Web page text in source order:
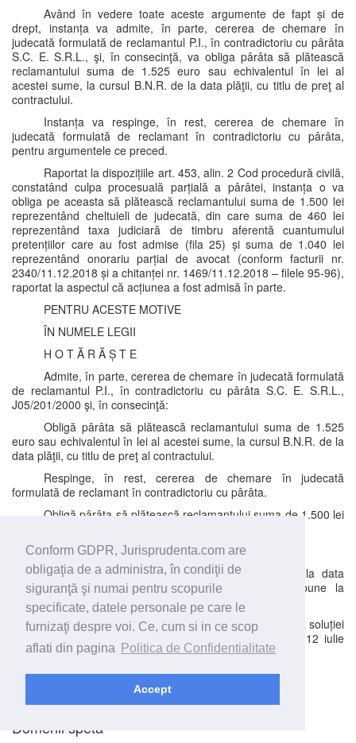
Conform GDPR, Jurisprudenta.com are
obligaţia de a administra, în condiţii de
siguranţă şi numai pentru scopurile
specificate, datele personale pe care le
furnizaţi despre voi. Ce, cum si in ce scop
aflati din pagina
Politica de Confidentialitate
Accept
Având în vedere toate aceste argumente de fapt și de
drept, instanța va admite, în parte, cererea de chemare în
judecată formulată de reclamantul P.I., în contradictoriu cu pârâta
S.C. E. S.R.L., şi, în consecinţă, va obliga pârâta să plătească
reclamantului suma de 1.525 euro sau echivalentul în lei al
acestei sume, la cursul B.N.R. de la data plăţii, cu titlu de preţ al
contractului.
Instanța va respinge, în rest, cererea de chemare în
judecată formulată de reclamant în contradictoriu cu pârâta,
pentru argumentele ce preced.
Raportat la dispozițiile art. 453, alin. 2 Cod procedură civilă,
constatând culpa procesuală parțială a pârâtei, instanța o va
obliga pe aceasta să plătească reclamantului suma de 1.500 lei
reprezentând cheltuieli de judecată, din care suma de 460 lei
reprezentând taxa judiciară de timbru aferentă cuantumului
pretențiilor care au fost admise (fila 25) și suma de 1.040 lei
reprezentând onorariu parțial de avocat (conform facturii nr.
2340/11.12.2018 și a chitanței nr. 1469/11.12.2018 – filele 95-96),
raportat la aspectul că acțiunea a fost admisă în parte.
PENTRU ACESTE MOTIVE
ÎN NUMELE LEGII
H O T Ă R Ă Ș T E
Admite, în parte, cererea de chemare în judecată formulată
de reclamantul P.I., în contradictoriu cu pârâta S.C. E. S.R.L.,
J05/201/2000 şi, în consecinţă:
Obligă pârâta să plătească reclamantului suma de 1.525
euro sau echivalentul în lei al acestei sume, la cursul B.N.R. de la
data plăţii, cu titlu de preţ al contractului.
Respinge, în rest, cererea de chemare în judecată
formulată de reclamant în contradictoriu cu pârâta.
Obligă pârâta să plătească reclamantului suma de 1.500 lei
Fără alte cheltuieli de judecată în prezenta cauză.
Cu drept de apel în termen de 30 de zile de la data
comunicării prezentei hotărâri, apel care se va depune la
Judecătoria Oradea.
Pronunțarea prezentei hotărâri se face prin punerea soluției
la dispoziția părților, prin mijlocirea grefei instanței, azi, 12 iulie
2019.
PRESEDINTE
Domenii speta